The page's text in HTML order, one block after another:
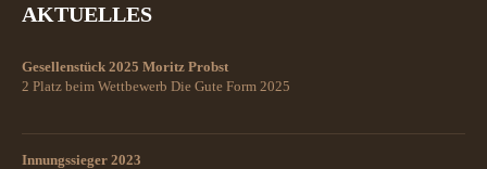
AKTUELLES
Gesellenstück 2025 Moritz Probst
2 Platz beim Wettbewerb Die Gute Form 2025
Innungssieger 2023